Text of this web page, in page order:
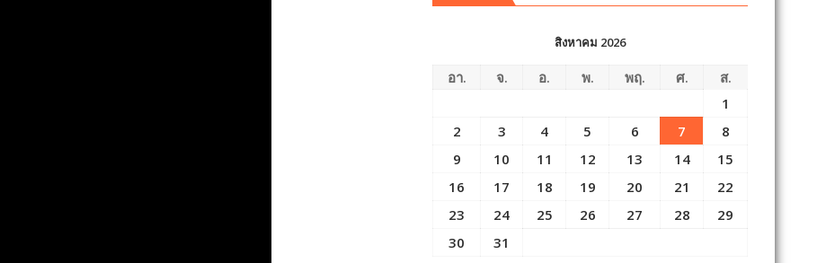
สิงหาคม 2026
อา. จ. อ. พ. พฤ. ศ.
ส.
1
2
3 4 5 6 7
8
9
10 11 12 13 14
15
16
17 18 19 20 21
22
23
24 25 26 27 28
29
30
31